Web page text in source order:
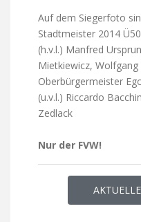
Auf dem Siegerfoto
Stadtmeister 2014
(h.v.l.) Manfred
Mietkiewicz,
Oberbürgermeister
(u.v.l.) Riccardo
Zedlack
Nur der FVW!